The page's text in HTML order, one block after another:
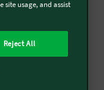
site usage, and assist
Reject All